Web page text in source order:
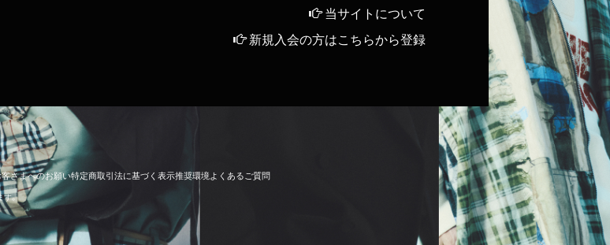
当サイトについて
新規入会の方はこちらから登録
客さまへのお願い特定商取引法に基づ く 表示推奨環境よ く あるご質問
す。